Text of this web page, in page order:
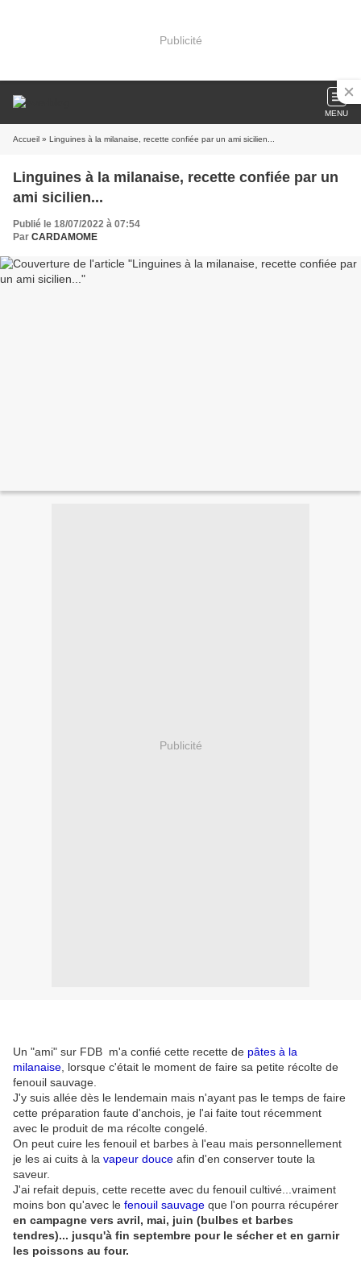
Publicité
MENU
Accueil » Linguines à la milanaise, recette confiée par un ami sicilien...
Linguines à la milanaise, recette confiée par un
ami sicilien...
Publié le 18/07/2022 à 07:54
Par CARDAMOME
Publicité
Un "ami" sur FDB m'a confié cette recette de pâtes à la
milanaise , lorsque c'était le moment de faire sa petite récolte de
fenouil sauvage.
J'y suis allée dès le lendemain mais n'ayant pas le temps de faire
cette préparation faute d'anchois, je l'ai faite tout récemment
avec le produit de ma récolte congelé.
On peut cuire les fenouil et barbes à l'eau mais personnellement
je les ai cuits à la vapeur douce afin d'en conserver toute la
saveur.
J'ai refait depuis, cette recette avec du fenouil cultivé...vraiment
moins bon qu'avec le fenouil sauvage que l'on pourra récupérer
en campagne vers avril, mai, juin (bulbes et barbes
tendres)... jusqu'à fin septembre pour le sécher et en garnir
les poissons au four.